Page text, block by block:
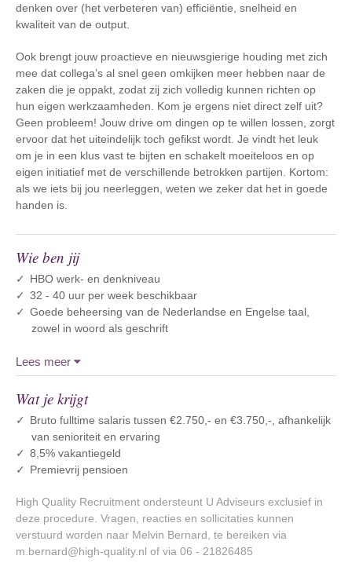
denken over (het verbeteren van) efficiëntie, snelheid en
kwaliteit van de output.
Ook brengt jouw proactieve en nieuwsgierige houding met zich
mee dat collega’s al snel geen omkijken meer hebben naar de
zaken die je oppakt, zodat zij zich volledig kunnen richten op
hun eigen werkzaamheden. Kom je ergens niet direct zelf uit?
Geen probleem! Jouw drive om dingen op te willen lossen, zorgt
ervoor dat het uiteindelijk toch gefikst wordt. Je vindt het leuk
om je in een klus vast te bijten en schakelt moeiteloos en op
eigen initiatief met de verschillende betrokken partijen. Kortom:
als we iets bij jou neerleggen, weten we zeker dat het in goede
handen is.
Wie ben jij
HBO werk- en denkniveau
32 - 40 uur per week beschikbaar
Goede beheersing van de Nederlandse en Engelse taal,
zowel in woord als geschrift
Lees meer
Wat je krijgt
Bruto fulltime salaris tussen €2.750,- en €3.750,-, afhankelijk
van senioriteit en ervaring
8,5% vakantiegeld
Premievrij pensioen
High Quality Recruitment ondersteunt U Adviseurs exclusief in
deze procedure. Vragen, reacties en sollicitaties kunnen
verstuurd worden naar Melvin Bernard, te bereiken via
m.bernard@high-quality.nl of via 06 - 21826485